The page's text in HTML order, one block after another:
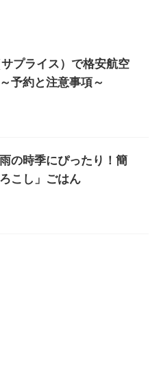
プライス）で格安航空
予約と注意事項～
雨の時季にぴったり！簡
こし」ごはん